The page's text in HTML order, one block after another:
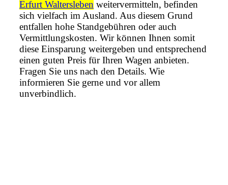
Erfurt Waltersleben weitervermitteln, befinden
sich vielfach im Ausland. Aus diesem Grund
entfallen hohe Standgebühren oder auch
Vermittlungskosten. Wir können Ihnen somit
diese Einsparung weitergeben und entsprechend
einen guten Preis für Ihren Wagen anbieten.
Fragen Sie uns nach den Details. Wie
informieren Sie gerne und vor allem
unverbindlich.